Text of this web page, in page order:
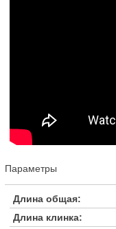
Параметры
Длина общая:
Длина клинка: